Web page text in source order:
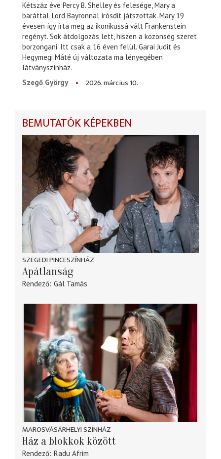
Kétszáz éve Percy B. Shelley és felesége, Mary a
baráttal, Lord Bayronnal írósdit játszottak. Mary 19
évesen így írta meg az ikonikussá vált Frankenstein
regényt. Sok átdolgozás lett, hiszen a közönség szeret
borzongani. Itt csak a 16 éven felül. Garai Judit és
Hegymegi Máté új változata ma lényegében
látványszínház.
Szegő György
2026. március 10.
BEMUTATÓK KÉPEKBEN
SZEGEDI PINCESZÍNHÁZ
Apátlanság
Rendező Gál Tamás
MAROSVÁSÁRHELYI SZINHÁZ
Ház a blokkok között
Rendező Radu Afrim